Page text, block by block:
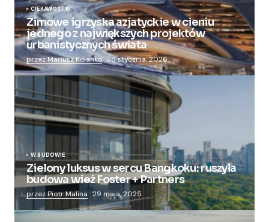
CIEKAWOSTKI
Zimowe igrzyska azjatyckie w cieniu
jednego z największych projektów
urbanistycznych świata
przez Mariusz Kolanko 28 stycznia, 2026
W BUDOWIE
Zielony luksus w sercu Bangkoku: ruszyła
budowa wież Foster + Partners
przez Piotr Malina 29 maja, 2025